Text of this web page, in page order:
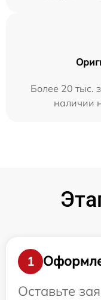
Более 20 тыс.
наличии
1
Оставьте